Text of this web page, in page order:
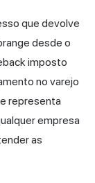
que devolve
desde o
imposto
no varejo
representa
empresa
as